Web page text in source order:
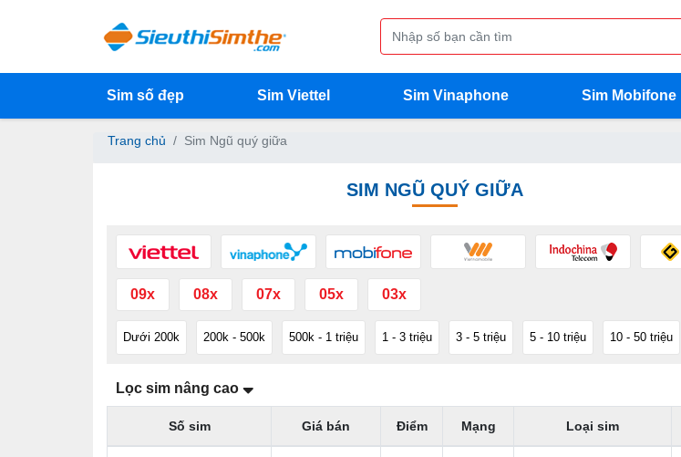
Sim số đẹp Sim Viettel Sim Vinaphone Sim Mobifone
Trang chủ Sim Ngũ quý giữa
SIM NGŨ QUÝ GIỮA
09x 08x 07x 05x 03x
Dưới 200k 200k - 500k 500k - 1 triệu 1 - 3 triệu 3 - 5 triệu 5 - 10 triệu 10 - 50 triệu
Lọc sim nâng cao
Số sim Giá bán Điểm Mạng Loại sim